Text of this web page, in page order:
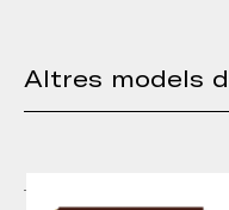
Altres models